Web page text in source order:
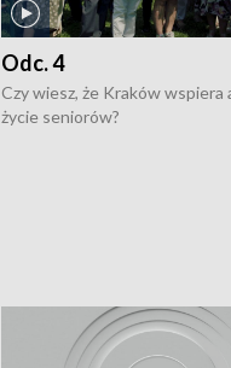
Odc. 4
Czy wiesz, że Kraków
życie seniorów?